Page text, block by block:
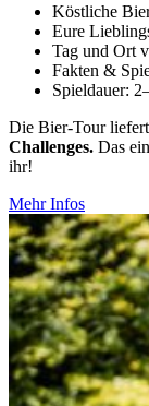
Köst­liche
Eure
Tag und Ort
Fakten &
Spiel­dauer:
Die Bier-Tour
Chal­lenges. Das
ihr!
Mehr Infos